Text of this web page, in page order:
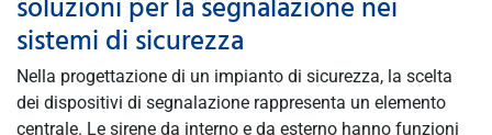
soluzioni per la segnalazione nei
sistemi di sicurezza
Nella progettazione di un impianto di sicurezza, la scelta
dei dispositivi di segnalazione rappresenta un elemento
centrale. Le sirene da interno e da esterno hanno funzioni